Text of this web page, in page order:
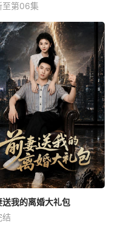
至第06集
送我的离婚大礼包
结